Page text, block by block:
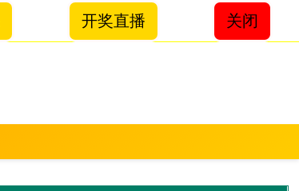
开奖直播 关闭